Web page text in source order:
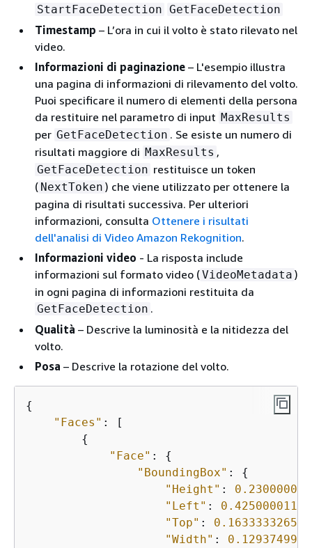
StartFaceDetection GetFaceDetection
Timestamp – L’ora in cui il volto è stato rilevato nel
video.
Informazioni di paginazione – L'esempio illustra
una pagina di informazioni di rilevamento del volto.
Puoi specificare il numero di elementi della persona
da restituire nel parametro di input MaxResults
per GetFaceDetection . Se esiste un numero di
risultati maggiore di MaxResults ,
GetFaceDetection restituisce un token
( NextToken ) che viene utilizzato per ottenere la
pagina di risultati successiva. Per ulteriori
informazioni, consulta Ottenere i risultati
dell'analisi di Video Amazon Rekognition.
Informazioni video - La risposta include
informazioni sul formato video (VideoMetadata )
in ogni pagina di informazioni restituita da
GetFaceDetection .
Qualità – Descrive la luminosità e la nitidezza del
volto.
Posa – Descrive la rotazione del volto.
{
"Faces" : [
{
"Face" : {
"BoundingBox" : {
"Height" :
"Left" :
"Top" :
"Width" :